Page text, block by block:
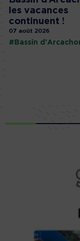
les vacances
continuent !
07 août 2026
#Bassin